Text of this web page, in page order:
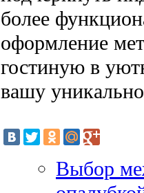
более
оформление
гостиную в
вашу
Выбор